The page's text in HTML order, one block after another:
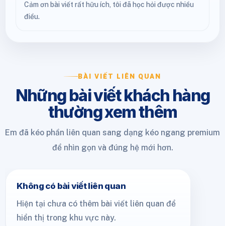
Cảm ơn bài viết rất hữu ích, tôi đã học hỏi được nhiều
điều.
BÀI VIẾT LIÊN QUAN
Những bài viết khách hàng
thường xem thêm
Em đã kéo phần liên quan sang dạng kéo ngang premium
để nhìn gọn và đúng hệ mới hơn.
Không có bài viết liên quan
Hiện tại chưa có thêm bài viết liên quan để
hiển thị trong khu vực này.